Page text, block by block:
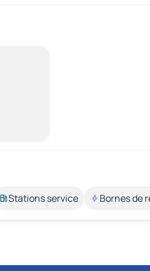
Stations service Bornes de